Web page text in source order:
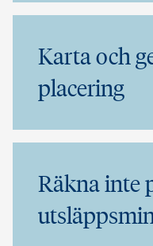
Karta och
placering
Räkna inte